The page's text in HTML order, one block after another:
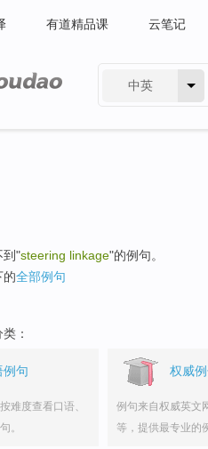
有道精品课 云笔记
中英
到"steering linkage"的例句。
的全部例句
：
例句
难度查看口语、
。
权威
例句来自权威英文
等，提供最专业的